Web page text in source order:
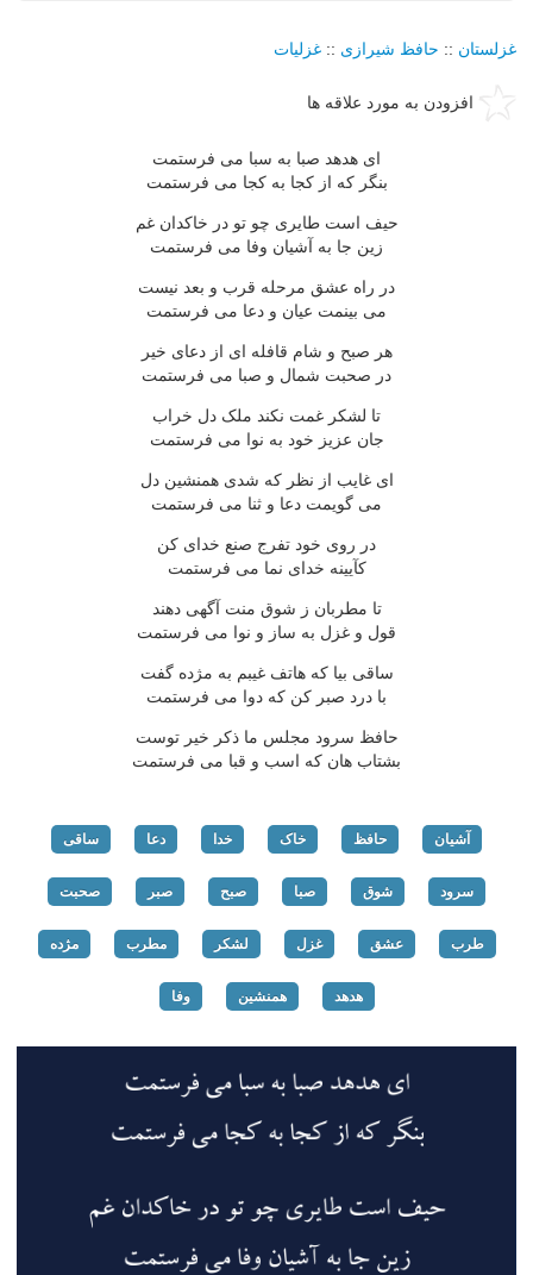
غزلستان :: حافظ شیرازی :: غزلیات
افزودن به مورد علاقه ها
ای هدهد صبا به سبا می فرستمت
بنگر که از کجا به کجا می فرستمت
حیف است طایری چو تو در خاکدان غم
زین جا به آشیان وفا می فرستمت
در راه عشق مرحله قرب و بعد نیست
می بینمت عیان و دعا می فرستمت
هر صبح و شام قافله ای از دعای خیر
در صحبت شمال و صبا می فرستمت
تا لشکر غمت نکند ملک دل خراب
جان عزیز خود به نوا می فرستمت
ای غایب از نظر که شدی همنشین دل
می گویمت دعا و ثنا می فرستمت
در روی خود تفرج صنع خدای کن
کآیینه خدای نما می فرستمت
تا مطربان ز شوق منت آگهی دهند
قول و غزل به ساز و نوا می فرستمت
ساقی بیا که هاتف غیبم به مژده گفت
با درد صبر کن که دوا می فرستمت
حافظ سرود مجلس ما ذکر خیر توست
بشتاب هان که اسب و قبا می فرستمت
آشیان حافظ خاک خدا دعا ساقی
سرود شوق صبا صبح صبر صحبت
طرب عشق غزل لشکر مطرب مژده
هدهد همنشین وفا